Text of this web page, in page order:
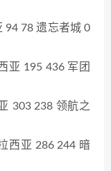
94 78 遗忘者城 0
亚 195 436 军团
303 238 领航之
西亚 286 244 暗